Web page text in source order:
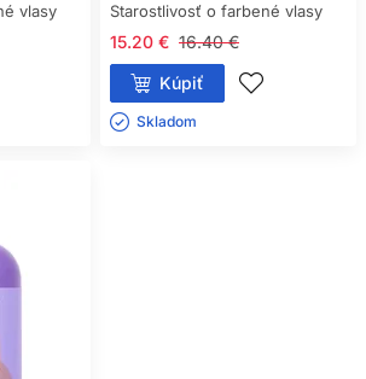
vlasy
Starostlivosť o farbené vlasy
16.40 €
15.20 €
Kúpiť
Skladom ㅤ